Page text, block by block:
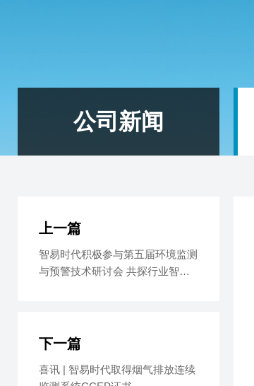
公司新闻
上一篇
智易时代积极参与第五届环境监测
与预警技术研讨会 共探行业智能
下一篇
喜讯 | 智易时代取得烟气排放连续